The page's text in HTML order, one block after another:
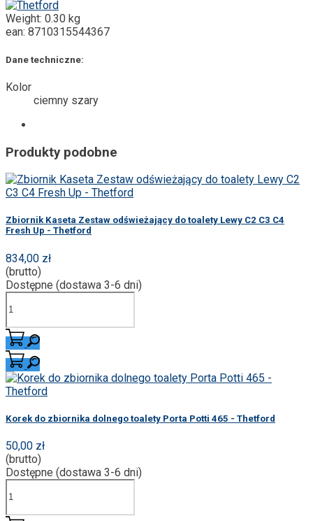
Weight: 0.30 kg
ean: 8710315544367
Dane techniczne:
Kolor
ciemny szary
Produkty podobne
Zbiornik Kaseta Zestaw odświeżający do toalety Lewy C2 C3 C4
Fresh Up - Thetford
834,00 zł
(brutto)
Dostępne (dostawa 3-6 dni)
Korek do zbiornika dolnego toalety Porta Potti 465 - Thetford
50,00 zł
(brutto)
Dostępne (dostawa 3-6 dni)